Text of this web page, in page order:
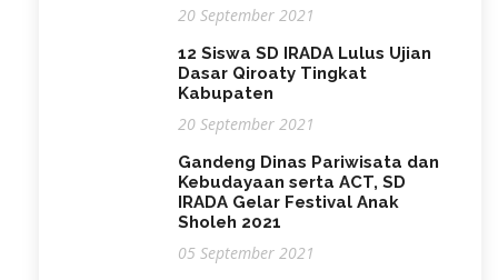
20 September 2021
12 Siswa SD IRADA Lulus Ujian
Dasar Qiroaty Tingkat
Kabupaten
20 September 2021
Gandeng Dinas Pariwisata dan
Kebudayaan serta ACT, SD
IRADA Gelar Festival Anak
Sholeh 2021
05 September 2021